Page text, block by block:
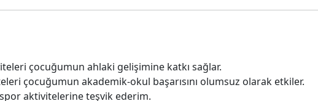
çocuğumun ahlaki gelişimine katkı sağlar.
çocuğumun akademik-okul başarısını olumsuz olarak etkiler.
spor aktivitelerine teşvik ederim.